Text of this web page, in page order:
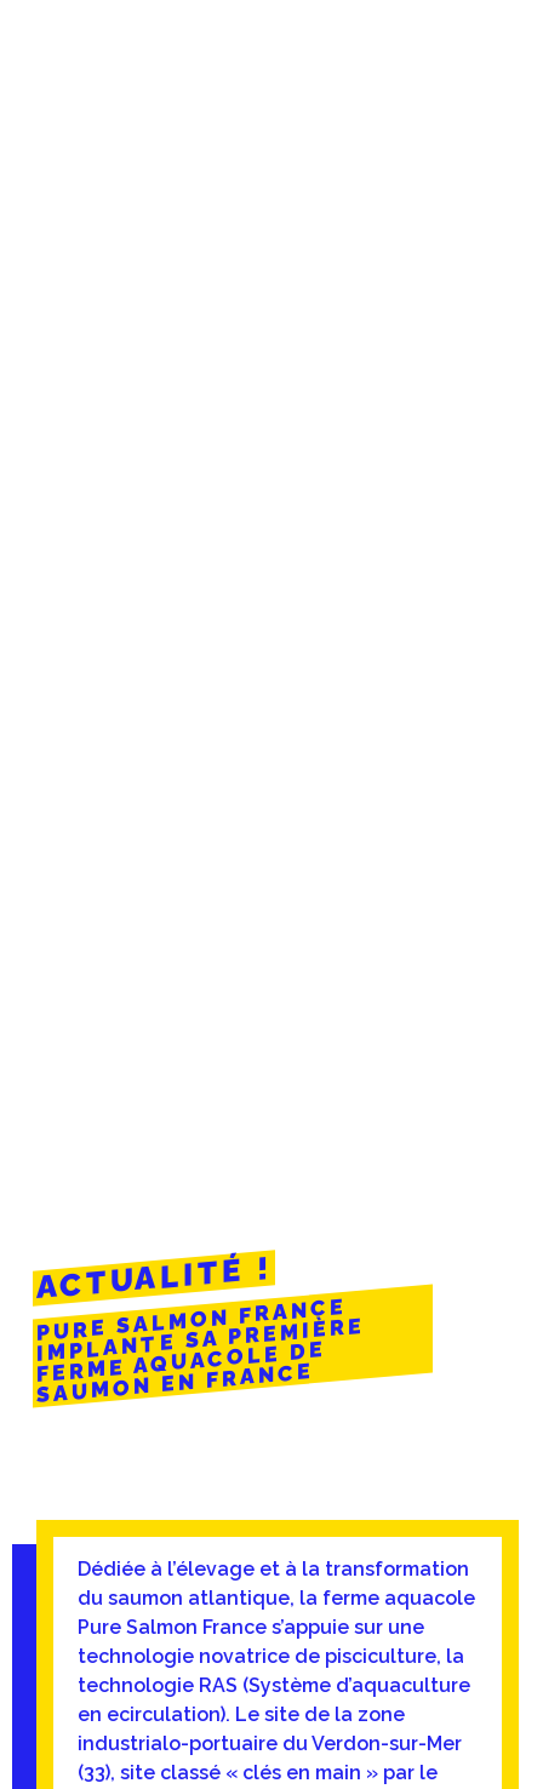
ACTUALITÉ !
PURE SALMON FRANCE
IMPLANTE SA PREMIÈRE
FERME AQUACOLE DE
SAUMON EN FRANCE
Dédiée à l’élevage et à la transformation
du saumon atlantique, la ferme aquacole
Pure Salmon France s’appuie sur une
technologie novatrice de pisciculture, la
technologie RAS (Système d’aquaculture
en ecirculation). Le site de la zone
industrialo-portuaire du Verdon-sur-Mer
(33), site classé « clés en main » par le